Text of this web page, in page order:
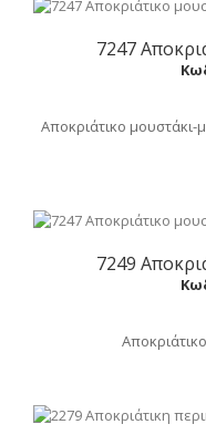
7247
Αποκριάτικο μουστάκι-
7249